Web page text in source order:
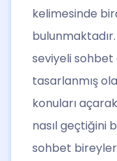
kelimesinde
seviyeli sohbet
tasarlanmış
konuları
nasıl geçtiğini
sohbet